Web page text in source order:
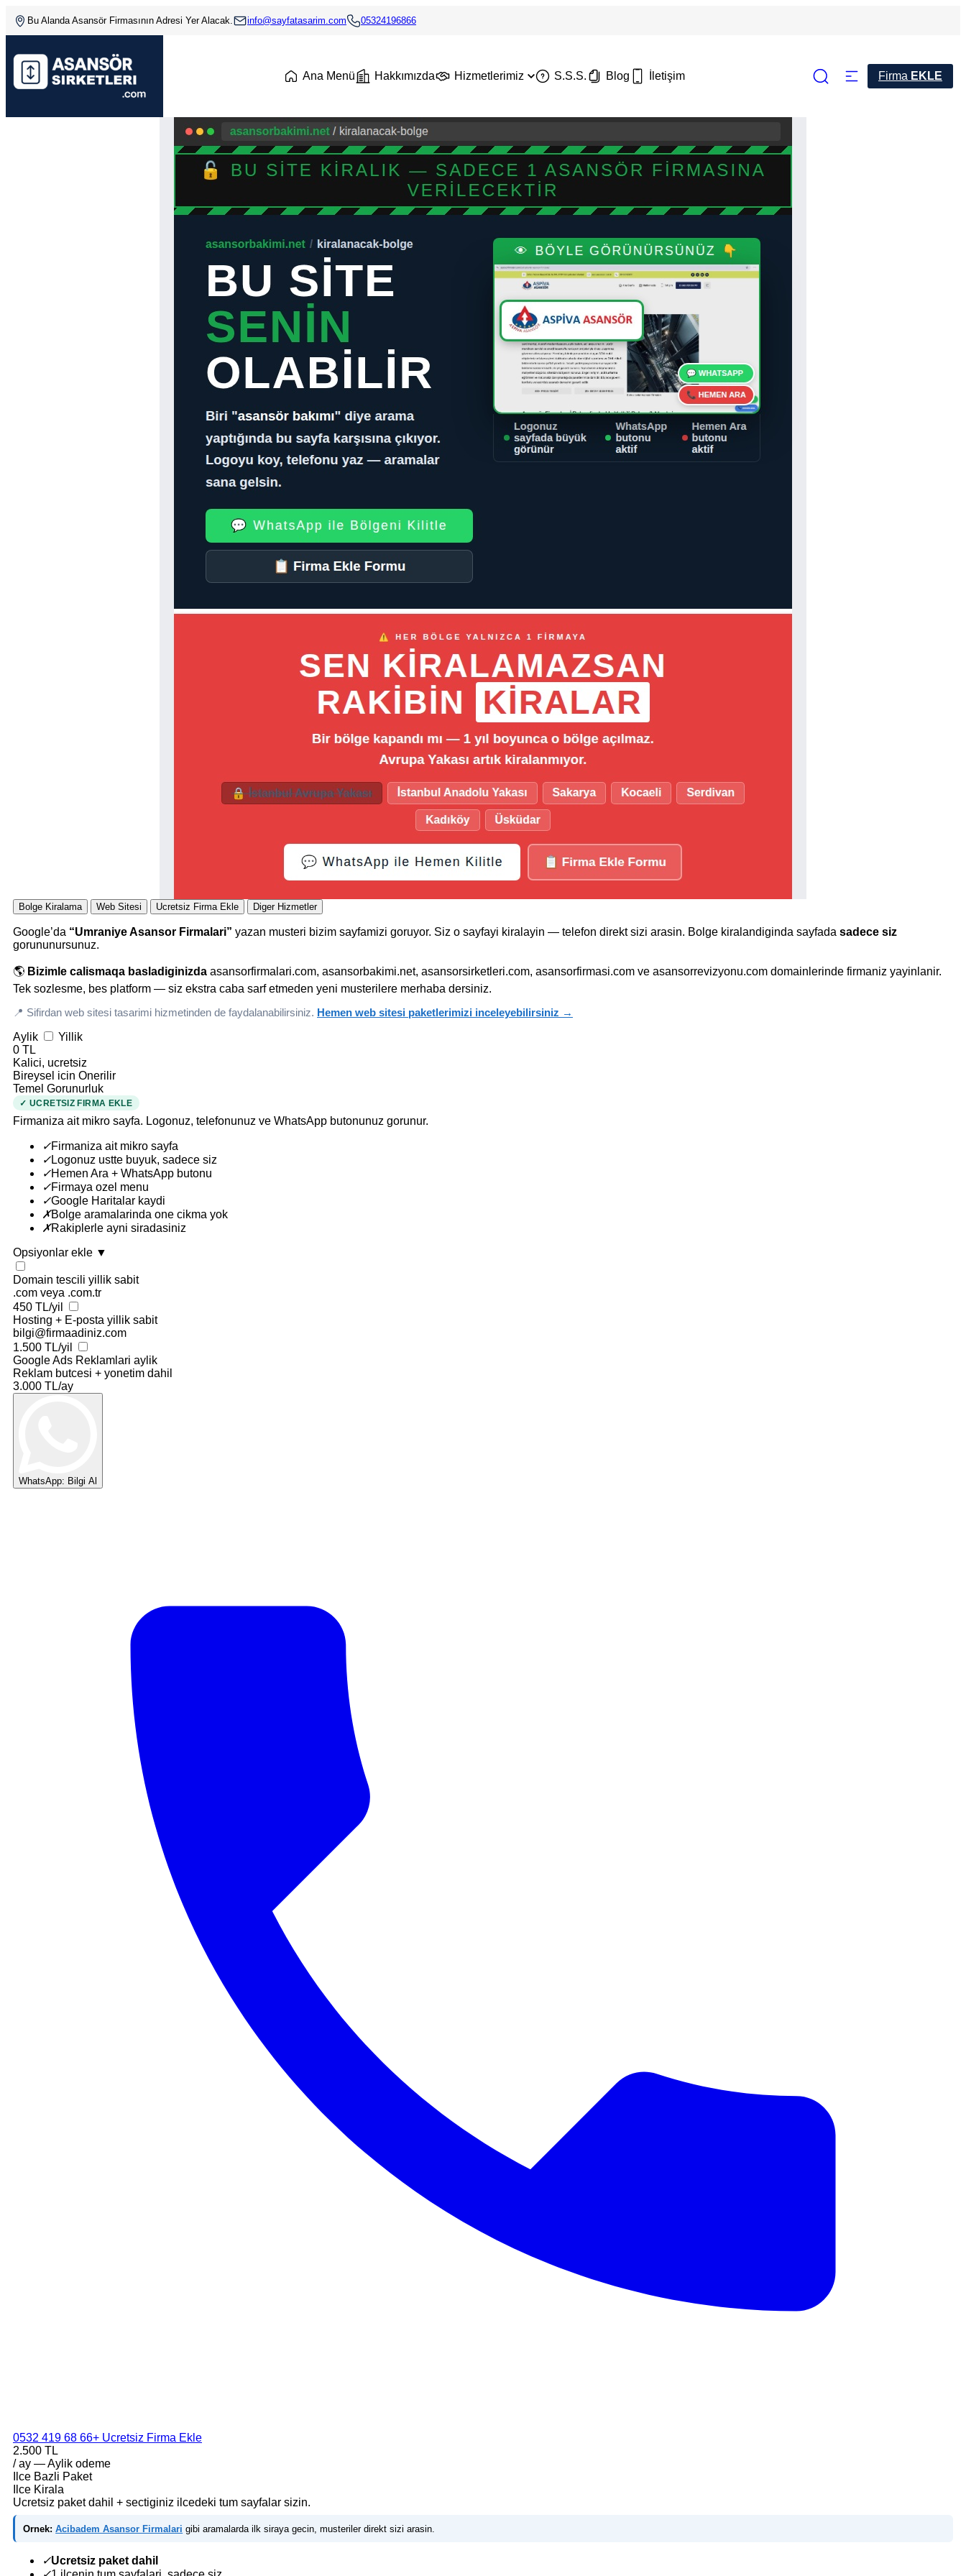
Bu Alanda Asansör Firmasının Adresi Yer Alacak. info@sayfatasarim.com 05324196866
Ana Menü Hakkımızda Hizmetlerimiz S.S.S. Blog İletişim Firma EKLE
Bolge Kiralama Web Sitesi Ucretsiz Firma Ekle Diger Hizmetler
Google’da “Umraniye Asansor Firmalari” yazan musteri bizim sayfamizi goruyor. Siz o sayfayi kiralayin — telefon direkt sizi arasin. Bolge kiralandiginda sayfada sadece siz
gorununursunuz.
🌎 Bizimle calismaqa basladiginizda asansorfirmalari.com, asansorbakimi.net, asansorsirketleri.com, asansorfirmasi.com ve asansorrevizyonu.com domainlerinde firmaniz yayinlanir.
Tek sozlesme, bes platform — siz ekstra caba sarf etmeden yeni musterilere merhaba dersiniz.
📍 Sifirdan web sitesi tasarimi hizmetinden de faydalanabilirsiniz. Hemen web sitesi paketlerimizi inceleyebilirsiniz →
Aylik
Yillik
0 TL
Kalici, ucretsiz
Bireysel icin Onerilir
Temel Gorunurluk
✓ UCRETSIZ FIRMA EKLE
Firmaniza ait mikro sayfa. Logonuz, telefonunuz ve WhatsApp butonunuz gorunur.
✓Firmaniza ait mikro sayfa
✓Logonuz ustte buyuk, sadece siz
✓Hemen Ara + WhatsApp butonu
✓Firmaya ozel menu
✓Google Haritalar kaydi
✗Bolge aramalarinda one cikma yok
✗Rakiplerle ayni siradasiniz
Opsiyonlar ekle ▼
Domain tescili yillik sabit
.com veya .com.tr
450 TL/yil
Hosting + E-posta yillik sabit
bilgi@firmaadiniz.com
1.500 TL/yil
Google Ads Reklamlari aylik
Reklam butcesi + yonetim dahil
3.000 TL/ay
WhatsApp: Bilgi Al
0532 419 68 66+ Ucretsiz Firma Ekle
2.500 TL
/ ay — Aylik odeme
Ilce Bazli Paket
Ilce Kirala
Ucretsiz paket dahil + sectiginiz ilcedeki tum sayfalar sizin.
Ornek: Acibadem Asansor Firmalari gibi aramalarda ilk siraya gecin, musteriler direkt sizi arasin.
✓Ucretsiz paket dahil